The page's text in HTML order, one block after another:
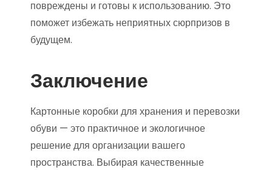
повреждены и готовы к использованию. Это
поможет избежать неприятных сюрпризов в
будущем.
Заключение
Картонные коробки для хранения и перевозки
обуви — это практичное и экологичное
решение для организации вашего
пространства. Выбирая качественные